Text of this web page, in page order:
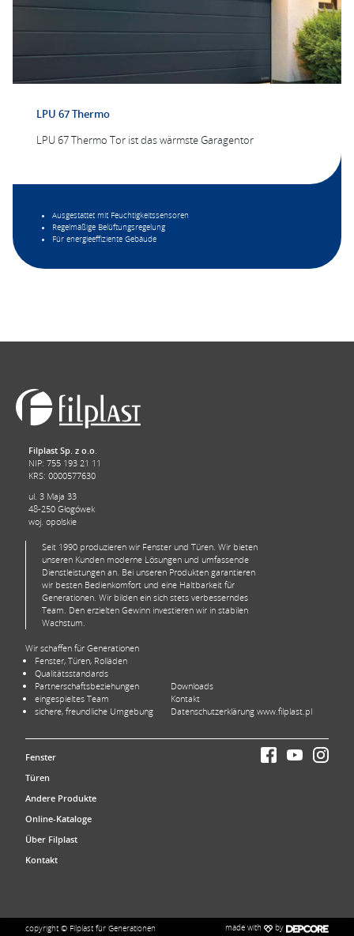
LPU 67 Thermo
LPU 67 Thermo Tor ist das wärmste Garagentor
Ausgestattet mit Feuchtigkeitssensoren
Regelmäßige Belüftungsregelung
Für energieeffiziente Gebäude
Filplast Sp. z o.o.
NIP: 755 193 21 11
KRS: 0000577630
ul. 3 Maja 33
48-250 Głogówek
woj. opolskie
Seit 1990 produzieren wir Fenster und Türen. Wir bieten
unseren Kunden moderne Lösungen und umfassende
Dienstleistungen an. Bei unseren Produkten garantieren
wir besten Bedienkomfort und eine Haltbarkeit für
Generationen. Wir bilden ein sich stets verbesserndes
Team. Den erzielten Gewinn investieren wir in stabilen
Wachstum.
Wir schaffen für Generationen
Fenster, Türen, Rolläden
Qualitätsstandards
Partnerschaftsbeziehungen
eingespieltes Team
sichere, freundliche Umgebung
Downloads
Kontakt
Datenschutzerklärung www.filplast.pl
Fenster
Türen
Andere Produkte
Online-Kataloge
Über Filplast
Kontakt
copyright © Filplast für Generationen made with by